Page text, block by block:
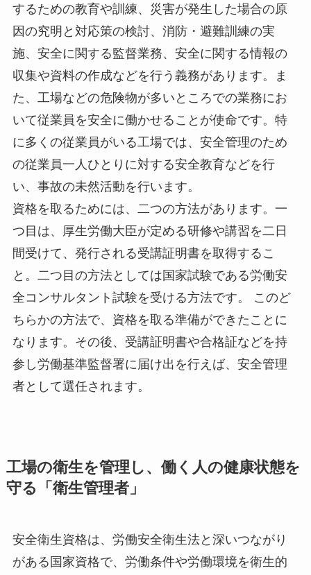
するための教育や訓練、災害が発生した場合の原
因の究明と対応策の検討、消防・避難訓練の実
施、安全に関する監督業務、安全に関する情報の
収集や資料の作成などを行う義務があります。ま
た、工場などの危険物が多いところでの業務にお
いて従業員を安全に働かせることが使命です。特
に多くの従業員がいる工場では、安全管理のため
の従業員一人ひとりに対する安全教育などを行
い、事故の未然活動を行います。
資格を取るためには、二つの方法があります。一
つ目は、厚生労働大臣が定める研修や講習を二日
間受けて、発行される受講証明書を取得するこ
と。二つ目の方法としては国家試験である労働安
全コンサルタント試験を受ける方法です。 このど
ちらかの方法で、資格を取る準備ができたことに
なります。その後、受講証明書や合格証などを持
参し労働基準監督署に届け出を行えば、安全管理
者として選任されます。
工場の衛生を管理し、働く人の健康状態を
守る「衛生管理者」
安全衛生資格は、労働安全衛生法と深いつながり
がある国家資格で、労働条件や労働環境を衛生的